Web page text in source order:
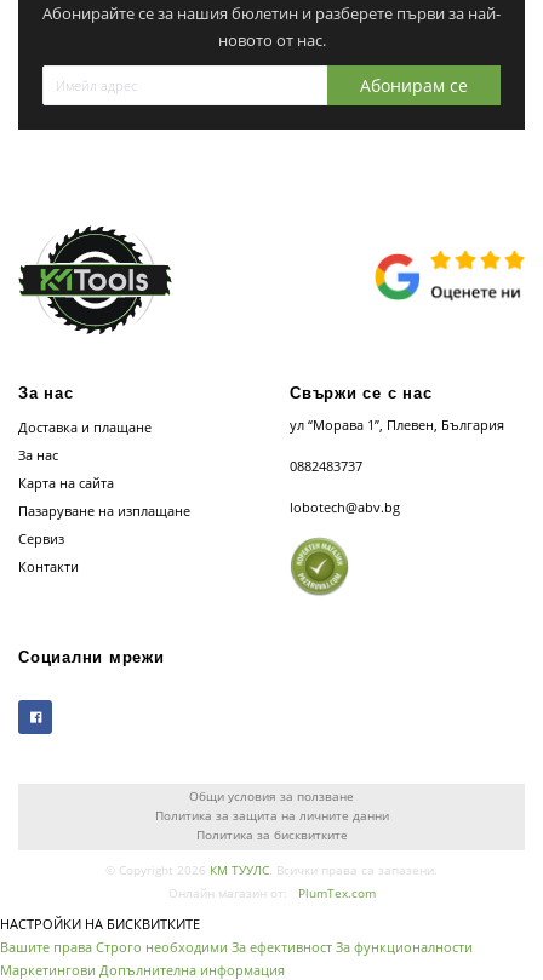
Абонирайте се за нашия бюлетин и разберете първи за най-
новото от нас.
Абонирам се
За нас
Доставка и плащане
За нас
Карта на сайта
Пазаруване на изплащане
Сервиз
Контакти
Свържи се с нас
ул “Морава 1”, Плевен, България
0882483737
lobotech@abv.bg
Социални мрежи
Общи условия за ползване
Политика за защита на личните данни
Политика за бисквитките
© Copyright 2026 КМ ТУУЛС. Всички права са запазени.
Онлайн магазин от:
PlumTex.com
НАСТРОЙКИ НА БИСКВИТКИТЕ
Вашите права Строго необходими За ефективност За функционалности
Маркетингови Допълнителна информация